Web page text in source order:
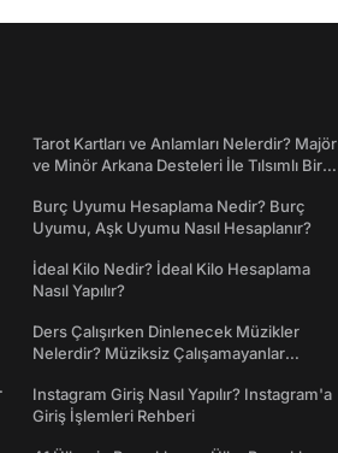
Tarot Kartları ve Anlamları Nelerdir? Majör
ve Minör Arkana Desteleri İle Tılsımlı Bir
Burç Uyumu Hesaplama Nedir? Burç
Uyumu, Aşk Uyumu Nasıl Hesaplanır?
İdeal Kilo Nedir? İdeal Kilo Hesaplama
Nasıl Yapılır?
Ders Çalışırken Dinlenecek Müzikler
Nelerdir? Müziksiz Çalışamayanlar
Instagram Giriş Nasıl Yapılır? Instagram'a
Giriş İşlemleri Rehberi